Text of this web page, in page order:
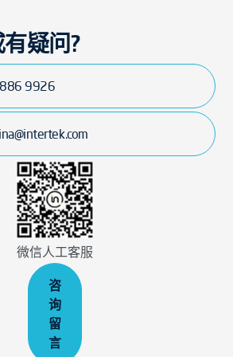
疑问?
9926
微信人工客服
咨
询
留
言